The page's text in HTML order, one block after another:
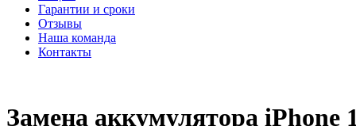
Гарантии и сроки
Отзывы
Наша команда
Контакты
Замена аккумулятора iPhone